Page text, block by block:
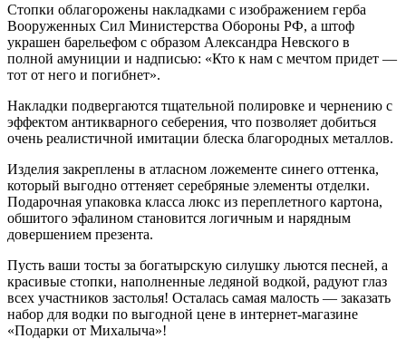
Стопки облагорожены накладками с изображением герба
Вооруженных Сил Министерства Обороны РФ, а штоф
украшен барельефом с образом Александра Невского в
полной амуниции и надписью: «Кто к нам с мечтом придет —
тот от него и погибнет».
Накладки подвергаются тщательной полировке и чернению с
эффектом антикварного себерения, что позволяет добиться
очень реалистичной имитации блеска благородных металлов.
Изделия закреплены в атласном ложементе синего оттенка,
который выгодно оттеняет серебряные элементы отделки.
Подарочная упаковка класса люкс из переплетного картона,
обшитого эфалином становится логичным и нарядным
довершением презента.
Пусть ваши тосты за богатырскую силушку льются песней, а
красивые стопки, наполненные ледяной водкой, радуют глаз
всех участников застолья! Осталась самая малость — заказать
набор для водки по выгодной цене в интернет-магазине
«Подарки от Михалыча»!